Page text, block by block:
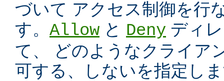
づいて アクセス制御を行
す。 Allow と Deny ディ
て、 どのようなクライア
可する、しないを指定し